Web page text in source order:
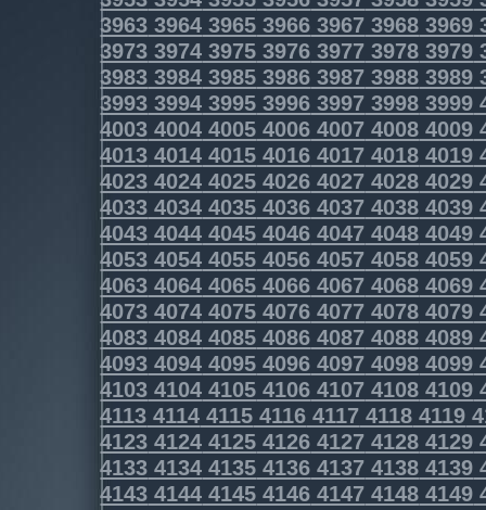
3963 3964 3965 3966 3967 3968 3969
3973 3974 3975 3976 3977 3978 3979
3983 3984 3985 3986 3987 3988 3989
3993 3994 3995 3996 3997 3998 3999
4003 4004 4005 4006 4007 4008 4009
4013 4014 4015 4016 4017 4018 4019
4023 4024 4025 4026 4027 4028 4029
4033 4034 4035 4036 4037 4038 4039
4043 4044 4045 4046 4047 4048 4049
4053 4054 4055 4056 4057 4058 4059
4063 4064 4065 4066 4067 4068 4069
4073 4074 4075 4076 4077 4078 4079
4083 4084 4085 4086 4087 4088 4089
4093 4094 4095 4096 4097 4098 4099
4103 4104 4105 4106 4107 4108 4109
4113 4114 4115 4116 4117 4118 4119
4123 4124 4125 4126 4127 4128 4129
4133 4134 4135 4136 4137 4138 4139
4143 4144 4145 4146 4147 4148 4149